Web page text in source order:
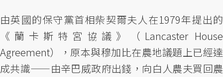
由英國的保守黨首相柴契爾夫人在1979年提出的
《蘭卡斯特宮協議》（Lancaster House
Agreement），原本與穆加比在農地議題上已經達
成共識——由辛巴威政府出錢，向白人農夫買回農